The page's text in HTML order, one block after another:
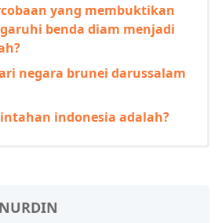
yang membuktikan
benda diam menjadi
negara brunei darussalam
indonesia adalah?